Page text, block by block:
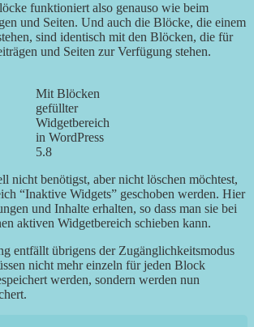
funktioniert also genauso wie beim
und Seiten. Und auch die Blöcke, die einem
sind identisch mit den Blöcken, die für
und Seiten zur Verfügung stehen.
Mit Blöcken
gefüllter
Widgetbereich
in WordPress
5.8
nicht benötigst, aber nicht löschen möchtest,
“Inaktive Widgets” geschoben werden. Hier
und Inhalte erhalten, so dass man sie bei
aktiven Widgetbereich schieben kann.
entfällt übrigens der Zugänglichkeitsmodus
nicht mehr einzeln für jeden Block
werden, sondern werden nun